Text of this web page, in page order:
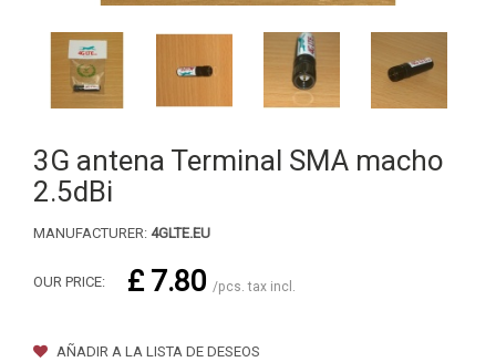
3G antena Terminal SMA macho
2.5dBi
MANUFACTURER: 4GLTE.EU
OUR PRICE: £ 7.80 /pcs. tax incl.
AÑADIR A LA LISTA DE DESEOS